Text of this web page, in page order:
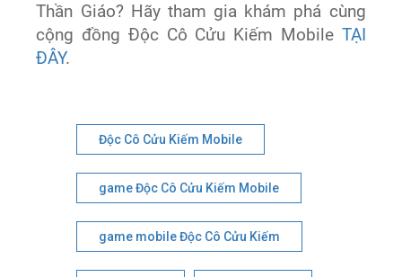
Thần Giáo? Hãy tham gia khám phá cùng
cộng đồng Độc Cô Cửu Kiếm Mobile TẠI
ĐÂY.
Độc Cô Cửu Kiếm Mobile
game Độc Cô Cửu Kiếm Mobile
game mobile Độc Cô Cửu Kiếm